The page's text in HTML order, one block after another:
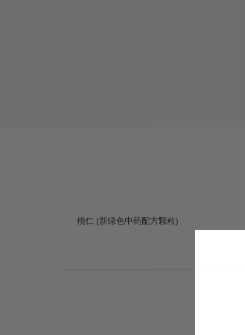
桃仁 (新绿色中药配方颗粒)